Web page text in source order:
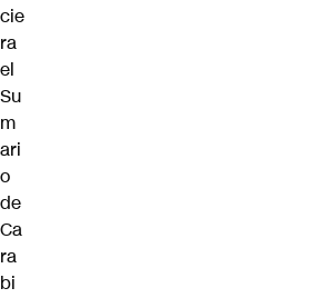
cie
ra
el
Su
m
ari
o
de
Ca
ra
bi